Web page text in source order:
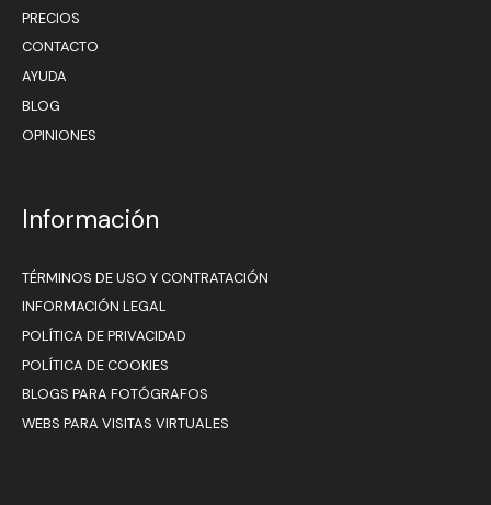
PRECIOS
CONTACTO
AYUDA
BLOG
OPINIONES
Información
TÉRMINOS DE USO Y CONTRATACIÓN
INFORMACIÓN LEGAL
POLÍTICA DE PRIVACIDAD
POLÍTICA DE COOKIES
BLOGS PARA FOTÓGRAFOS
WEBS PARA VISITAS VIRTUALES